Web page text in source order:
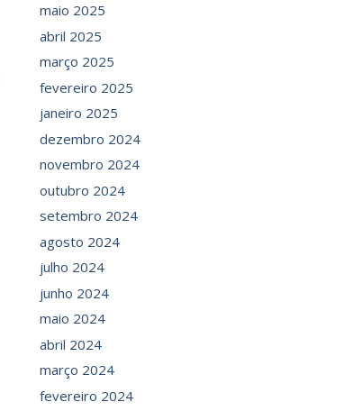
maio 2025
abril 2025
março 2025
fevereiro 2025
janeiro 2025
dezembro 2024
novembro 2024
outubro 2024
setembro 2024
agosto 2024
julho 2024
junho 2024
maio 2024
abril 2024
março 2024
fevereiro 2024